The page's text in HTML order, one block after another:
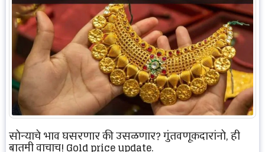
सोन्याचे भाव घसरणार की उसळणार? गुंतवणूकदारांनो, ही
बातमी वाचाच! Gold price update.